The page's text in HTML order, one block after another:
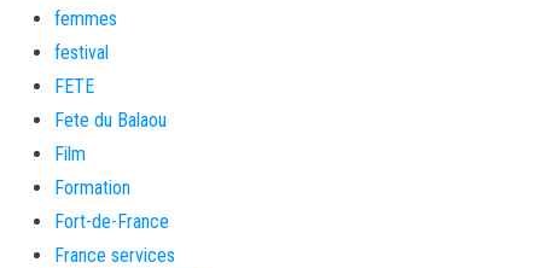
femmes
festival
FETE
Fete du Balaou
Film
Formation
Fort-de-France
France services